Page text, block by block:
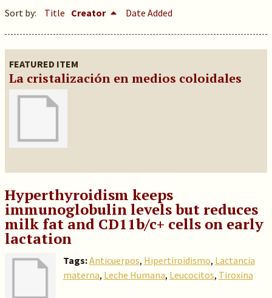
Sort by: Title Creator Date Added
FEATURED ITEM
La cristalización en medios coloidales
Hyperthyroidism keeps
immunoglobulin levels but reduces
milk fat and CD11b/c+ cells on early
lactation
Tags:Anticuerpos, Hipertiroidismo, Lactancia
materna, Leche Humana, Leucocitos, Tiroxina